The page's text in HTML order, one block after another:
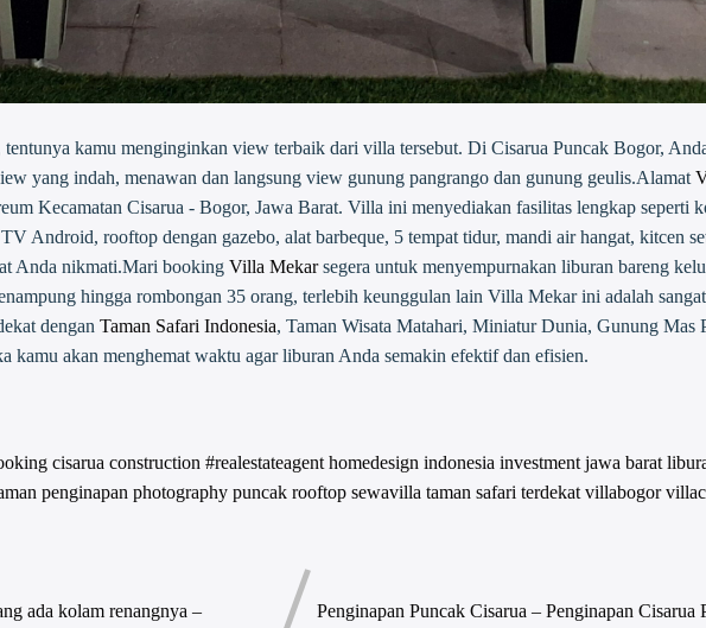
tentunya kamu menginginkan view terbaik dari villa tersebut. Di Cisarua Puncak Bogor,
yang indah, menawan dan langsung view gunung pangrango dan gunung geulis.Alamat
Kecamatan Cisarua - Bogor, Jawa Barat. Villa ini menyediakan fasilitas lengkap seperti
Android, rooftop dengan gazebo, alat barbeque, 5 tempat tidur, mandi air hangat, kitcen
Anda nikmati.Mari booking Villa Mekarsegera untuk menyempurnakan liburan bareng
hingga rombongan 35 orang, terlebih keunggulan lain Villa Mekar ini adalah
dengan Taman Safari Indonesia, Taman Wisata Matahari, Miniatur Dunia, Gunung Mas
kamu akan menghemat waktu agar liburan Anda semakin efektif dan efisien.
cisarua construction #realestateagent homedesign indonesia investment jawa barat
penginapan photography puncak rooftop sewavilla taman safari terdekat villabogor
ada kolam renangnya –
Penginapan Puncak Cisarua – Penginapan Cisarua